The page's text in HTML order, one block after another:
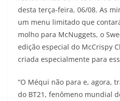
desta terça-feira, 06/08. As
um menu limitado que
molho para McNuggets, o
edição especial do McCrispy
criada especialmente para
“O Méqui não para e, agora,
do BT21, fenômeno mundial